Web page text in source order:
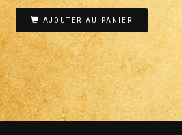
AJOUTER AU PANIER